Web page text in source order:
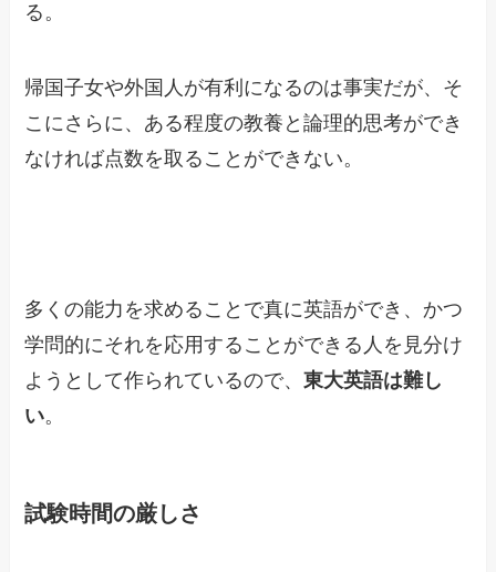
る。
帰国子女や外国人が有利になるのは事実だが、そ
こにさらに、ある程度の教養と論理的思考ができ
なければ点数を取ることができない。
多くの能力を求めることで真に英語ができ、かつ
学問的にそれを応用することができる人を見分け
ようとして作られているので、東大英語は難し
い。
試験時間の厳しさ